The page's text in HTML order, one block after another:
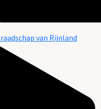
van Rijnland